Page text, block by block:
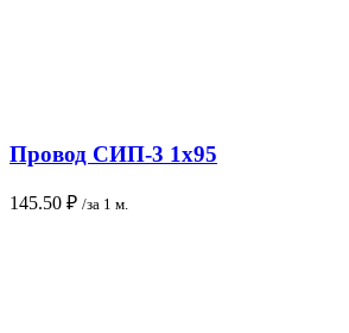
Провод СИП-3 1х95
145.50 ₽ /за 1 м.